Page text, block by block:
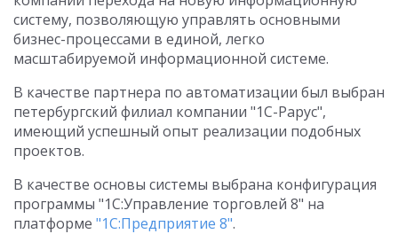
систему, позволяющую управлять основными
бизнес-процессами в единой, легко
масштабируемой информационной системе.
В качестве партнера по автоматизации был выбран
петербургский филиал компании "1С-Рарус",
имеющий успешный опыт реализации подобных
проектов.
В качестве основы системы выбрана конфигурация
программы "1С:Управление торговлей 8" на
платформе "1С:Предприятие 8".